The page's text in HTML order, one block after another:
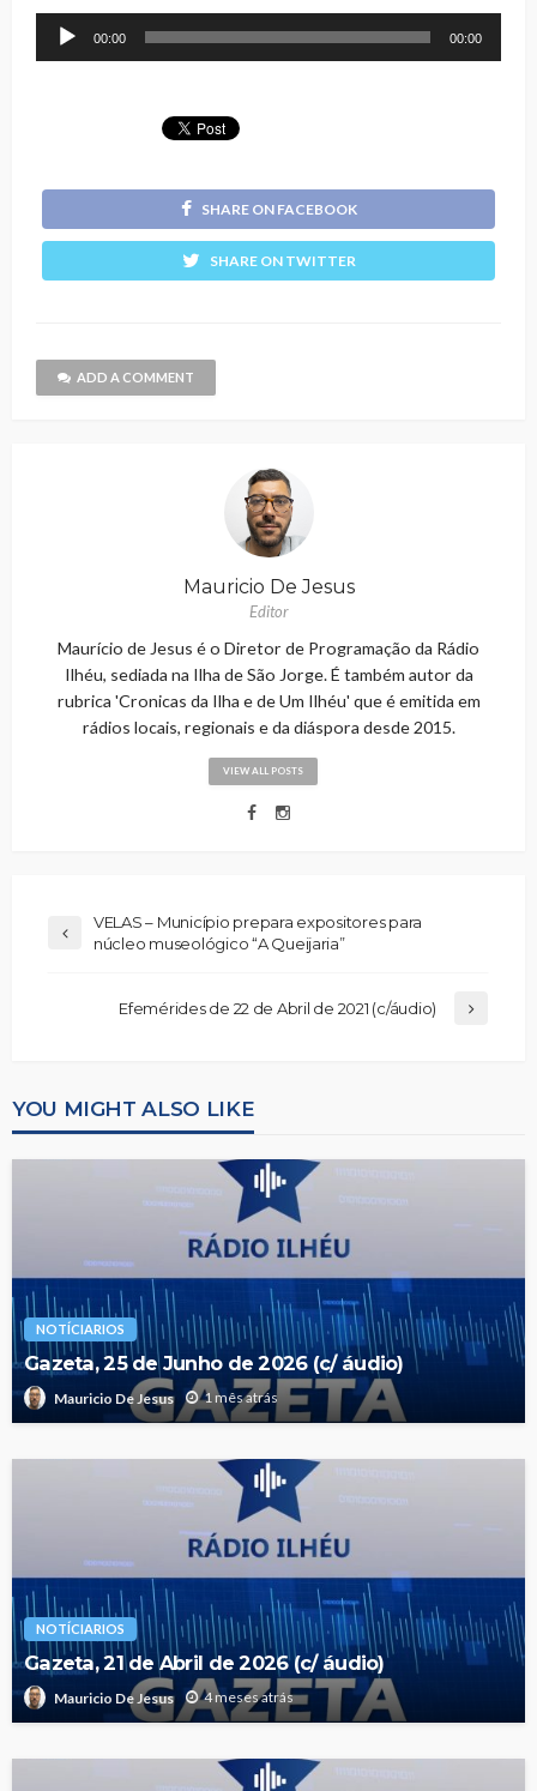
Reprodutor
00:00 00:00
SHARE ON FACEBOOK
SHARE ON TWITTER
ADD A COMMENT
Mauricio De Jesus
Editor
Maurício de Jesus é o Diretor de Programação da Rádio
Ilhéu, sediada na Ilha de São Jorge. É também autor da
rubrica 'Cronicas da Ilha e de Um Ilhéu' que é emitida em
rádios locais, regionais e da diáspora desde 2015.
VIEW ALL POSTS
VELAS – Município prepara expositores para
núcleo museológico “A Queijaria”
Efemérides de 22 de Abril de 2021 (c/áudio)
YOU MIGHT ALSO LIKE
NOTÍCIARIOS
Gazeta, 25 de Junho de 2026 (c/ áudio)
Mauricio De Jesus 1 mês atrás
NOTÍCIARIOS
Gazeta, 21 de Abril de 2026 (c/ áudio)
Mauricio De Jesus 4 meses atrás